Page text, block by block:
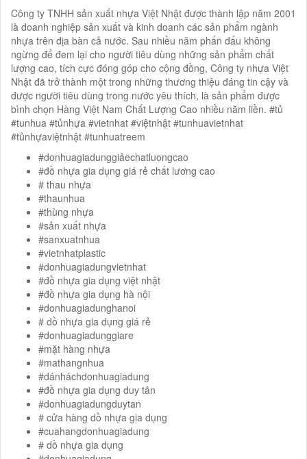
Công ty TNHH sản xuất nhựa Việt Nhật được thành lập năm 2001
là doanh nghiệp sản xuất và kinh doanh các sản phẩm ngành
nhựa trên địa bàn cả nước. Sau nhiều năm phấn đấu không
ngừng để đem lại cho người tiêu dùng những sản phẩm chất
lượng cao, tích cực đóng góp cho cộng đồng, Công ty nhựa Việt
Nhật đã trở thành một trong những thương thiệu đáng tin cậy và
được người tiêu dùng trong nước yêu thích, là sản phẩm được
bình chọn Hàng Việt Nam Chất Lượng Cao nhiều năm liền. #tủ
#tunhua #tủnhựa #vietnhat #việtnhật #tunhuavietnhat
#tủnhựaviệtnhật #tunhuatreem
#donhuagiadunggiảechatluongcao
#đồ nhựa gia dụng giá rẻ chất lương cao
# thau nhựa
#thaunhua
#thùng nhựa
#sản xuất nhựa
#sanxuatnhua
#vietnhatplastic
#donhuagiadungvietnhat
#đồ nhựa gia dụng việt nhật
#đồ nhựa gia dụng hà nội
#donhuagiadunghanoi
# dồ nhựa gia dụng giá rẻ
#donhuagiadunggiare
#mặt hàng nhựa
#mathangnhua
#dánháchdonhuagiadung
#đồ nhựa gia dụng duy tân
#donhuagiadungduytan
# cửa hàng dồ nhựa gia dụng
#cuahangdonhuagiadung
# dồ nhựa gia dụng